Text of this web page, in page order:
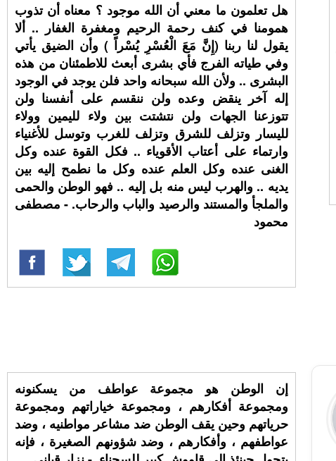
هل تعلمون ما معني أن الله موجود ؟ معناه أن تذوب
همومنا في كنف رحمة الرحيم ومغفرة الغفار .. ألا
يقول لنا ربنا (إِنَّ مَعَ الْعُسْرِ يُسْراً ) وأن الضيق يأتي
وفي طياته الفرج فأي بشرى أبعث للاطمئنان من هذه
البشرى .. ولأن الله سبحانه واحد فلن يوجد في الوجود
إله آخر ينقض وعده ولن ننقسم على أنفسنا ولن
تتوزعنا الجهات ولن نتشتت بين ولاء لليمين وولاء
لليسار وتزلف للشرق وتزلف للغرب وتوسل للأغنياء
وارتماء على أعتاب الأقوياء .. فكل القوة عنده وكل
الغنى عنده وكل العلم عنده وكل ما نطمح إليه بين
يديه .. والهرب ليس منه بل إليه .. فهو الوطن والحمى
والملجأ والمستند والرصيد والباب والرحاب. - مصطفى
محمود
إن الوطن هو مجموعة عواطف من يسكنونه
ومجموعة أفكارهم ، ومجموعة خياراتهم ومجموعة
حرياتهم وحين يقف الوطن ضد مشاعر مواطنيه ، وضد
عواطفهم ، وأفكارهم ، وضد شؤونهم الصغيرة ، فإنه